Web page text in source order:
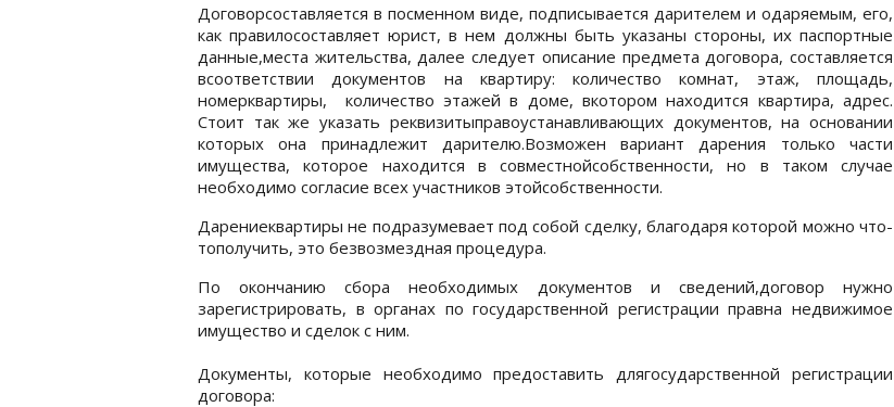
Договорсоставляется в посменном виде, подписывается дарителем и одаряемым, его,
как правилосоставляет юрист, в нем должны быть указаны стороны, их паспортные
данные,места жительства, далее следует описание предмета договора, составляется
всоответствии документов на квартиру: количество комнат, этаж, площадь,
номерквартиры, количество этажей в доме, вкотором находится квартира, адрес.
Стоит так же указать реквизитыправоустанавливающих документов, на основании
которых она принадлежит дарителю.Возможен вариант дарения только части
имущества, которое находится в совместнойсобственности, но в таком случае
необходимо согласие всех участников этойсобственности.
Дарениеквартиры не подразумевает под собой сделку, благодаря которой можно что-
тополучить, это безвозмездная процедура.
По окончанию сбора необходимых документов и сведений,договор нужно
зарегистрировать, в органах по государственной регистрации правна недвижимое
имущество и сделок с ним.
Документы, которые необходимо предоставить длягосударственной регистрации
договора: